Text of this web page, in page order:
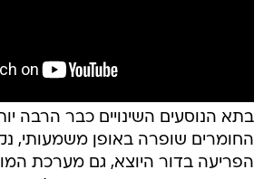
בתא הנוסעים השינויים כבר הרבה
החומרים שופרה באופן משמעותי,
הפריעה בדור היוצא, גם מערכת